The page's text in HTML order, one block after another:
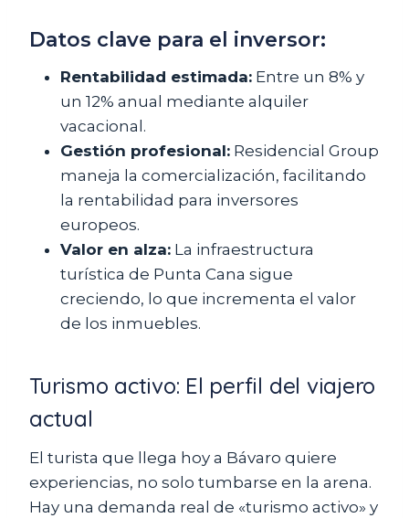
Datos clave para el inversor:
Rentabilidad estimada: Entre un 8% y
un 12% anual mediante alquiler
vacacional.
Gestión profesional: Residencial Group
maneja la comercialización, facilitando
la rentabilidad para inversores
europeos.
Valor en alza: La infraestructura
turística de Punta Cana sigue
creciendo, lo que incrementa el valor
de los inmuebles.
Turismo activo: El perfil del viajero
actual
El turista que llega hoy a Bávaro quiere
experiencias, no solo tumbarse en la arena.
Hay una demanda real de «turismo activo» y